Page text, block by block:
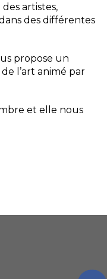
des artistes,
des différentes
propose un
l’art animé par
et elle nous